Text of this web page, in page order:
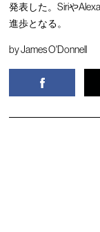
発表した。Siriや
進歩となる。
byJames O'Donnell